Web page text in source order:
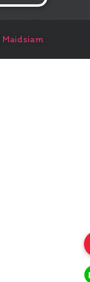
Maidsiam